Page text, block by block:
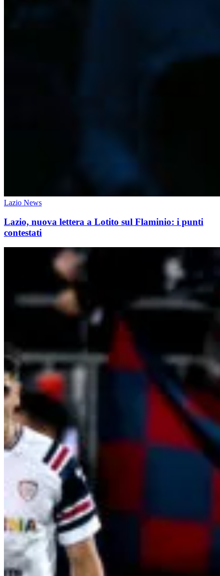
Lazio News
Lazio, nuova lettera a Lotito sul Flaminio: i punti
contestati